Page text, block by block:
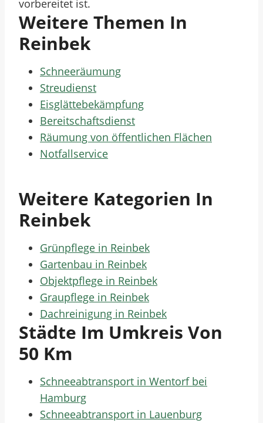
vorbereitet ist.
Weitere Themen In
Reinbek
Schneeräumung
Streudienst
Eisglättebekämpfung
Bereitschaftsdienst
Räumung von öffentlichen Flächen
Notfallservice
Weitere Kategorien In
Reinbek
Grünpflege in Reinbek
Gartenbau in Reinbek
Objektpflege in Reinbek
Graupflege in Reinbek
Dachreinigung in Reinbek
Städte Im Umkreis Von
50 Km
Schneeabtransport in Wentorf bei
Hamburg
Schneeabtransport in Lauenburg